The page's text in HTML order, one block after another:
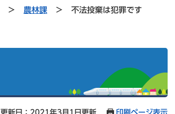
> 農林課 > 不法投棄は犯罪です
更新日：2021年3月1日更新 印刷ページ表示